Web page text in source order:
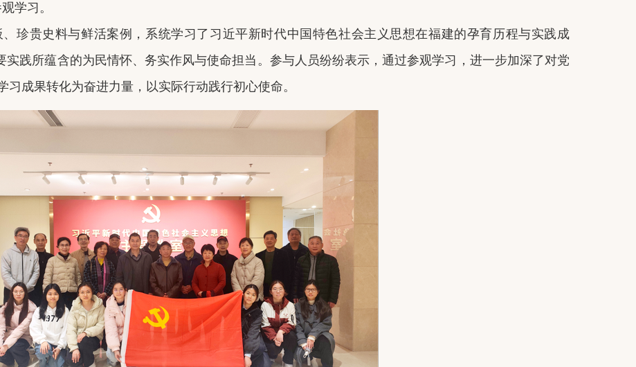
学习。
珍贵史料与鲜活案例，系统学习了习近平新时代中国特色社会主义思想在福建的孕育历程与实践成
实践所蕴含的为民情怀、务实作风与使命担当。参与人员纷纷表示，通过参观学习，进一步加深了对党
成果转化为奋进力量，以实际行动践行初心使命。